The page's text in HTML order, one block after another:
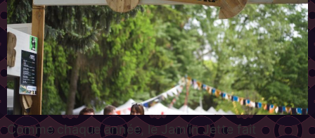
Comme chaque année, le Jam’in Jette fait